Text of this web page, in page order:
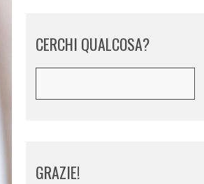
CERCHI QUALCOSA?
GRAZIE!